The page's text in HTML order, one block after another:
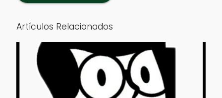
Artículos Relacionados